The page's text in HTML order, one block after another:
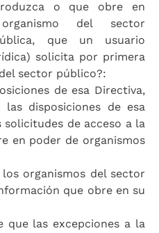
o que obre en
del sector
que un usuario
solicita por primera
sector público?:
de esa Directiva,
disposiciones de esa
de acceso a la
en poder de organismos
organismos del sector
que obre en su
que las excepciones a la